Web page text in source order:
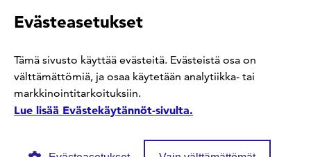
Hanki standardi
Kommentoi tekeillä olevia standardeja
Evästeasetukset
Tämä sivusto käyttää evästeitä. Evästeistä osa on
välttämättömiä, ja osaa käytetään analytiikka- tai
markkinointitarkoituksiin.
Lue lisää Evästekäytännöt-sivulta.